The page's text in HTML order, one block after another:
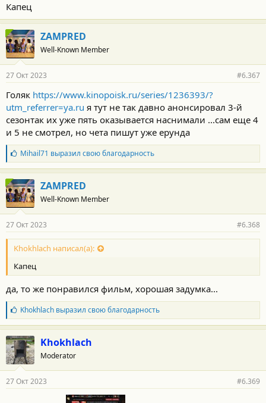
Капец
ZAMPRED
Well-Known Member
27 Окт 2023 #6.367
Голяк https://www.kinopoisk.ru/series/1236393/?
utm_referrer=ya.ru я тут не так давно анонсировал 3-й
сезонтак их уже пять оказывается наснимали ...сам еще 4
и 5 не смотрел, но чета пишут уже ерунда
Б
л
а
г
о
д
а
н
о
с
и
:
Mihail71 выразил свою благодарность
ZAMPRED
Well-Known Member
27 Окт 2023 #6.368
Khokhlach написал(а):
Капец
да, то же понравился фильм, хорошая задумка...
Б
л
а
г
о
д
а
н
Khokhlachвыразил свою благодарность
Khokhlach
Moderator
27 Окт 2023 #6.369